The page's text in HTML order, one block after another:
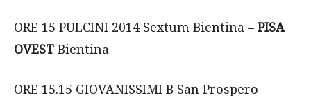
ORE 15 PULCINI 2014 Sextum Bientina – PISA
OVEST Bientina
ORE 15.15 GIOVANISSIMI B San Prospero